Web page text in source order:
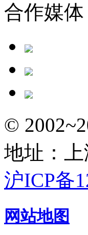
合作媒体
©
地址：
沪ICP备
网站地图